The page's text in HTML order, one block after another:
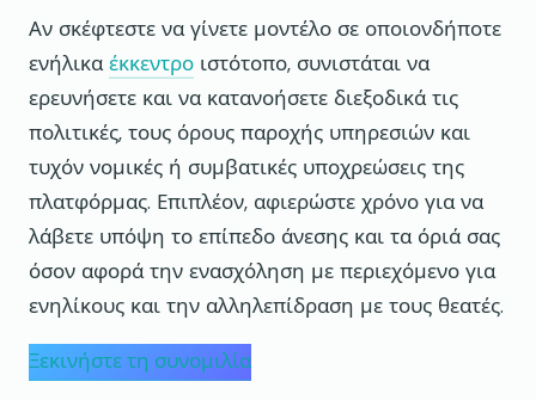
Αν σκέφτεστε να γίνετε μοντέλο σε οποιονδήποτε
ενήλικαέκκεντρο ιστότοπο, συνιστάται να
ερευνήσετε και να κατανοήσετε διεξοδικά τις
πολιτικές, τους όρους παροχής υπηρεσιών και
τυχόν νομικές ή συμβατικές υποχρεώσεις της
πλατφόρμας. Επιπλέον, αφιερώστε χρόνο για να
λάβετε υπόψη το επίπεδο άνεσης και τα όριά σας
όσον αφορά την ενασχόληση με περιεχόμενο για
ενηλίκους και την αλληλεπίδραση με τους θεατές.
Ξεκινήστε τη συνομιλία